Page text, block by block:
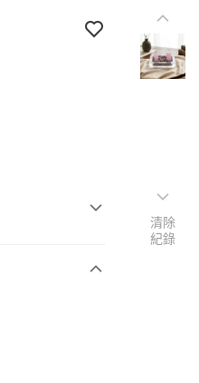
清除
紀錄